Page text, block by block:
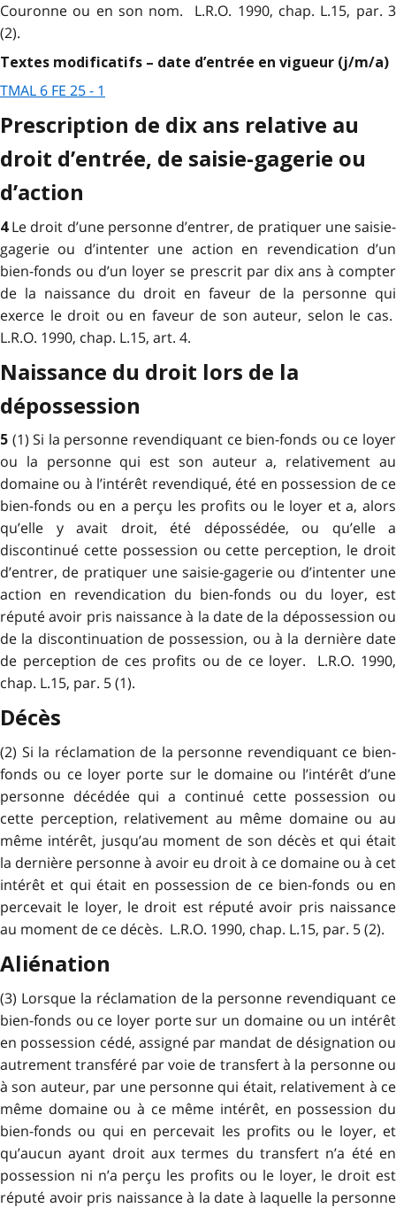
Couronne ou en son nom. L.R.O. 1990, chap. L.15, par. 3
(2).
Textes modificatifs – date d’entrée en vigueur (j/m/a)
TMAL 6 FE 25 - 1
Prescription de dix ans relative au
droit d’entrée, de saisie-gagerie ou
d’action
4 Le droit d’une personne d’entrer, de pratiquer une saisie-
gagerie ou d’intenter une action en revendication d’un
bien-fonds ou d’un loyer se prescrit par dix ans à compter
de la naissance du droit en faveur de la personne qui
exerce le droit ou en faveur de son auteur, selon le cas.
L.R.O. 1990, chap. L.15, art. 4.
Naissance du droit lors de la
dépossession
5 (1) Si la personne revendiquant ce bien-fonds ou ce loyer
ou la personne qui est son auteur a, relativement au
domaine ou à l’intérêt revendiqué, été en possession de ce
bien-fonds ou en a perçu les profits ou le loyer et a, alors
qu’elle y avait droit, été dépossédée, ou qu’elle a
discontinué cette possession ou cette perception, le droit
d’entrer, de pratiquer une saisie-gagerie ou d’intenter une
action en revendication du bien-fonds ou du loyer, est
réputé avoir pris naissance à la date de la dépossession ou
de la discontinuation de possession, ou à la dernière date
de perception de ces profits ou de ce loyer. L.R.O. 1990,
chap. L.15, par. 5 (1).
Décès
(2) Si la réclamation de la personne revendiquant ce bien-
fonds ou ce loyer porte sur le domaine ou l’intérêt d’une
personne décédée qui a continué cette possession ou
cette perception, relativement au même domaine ou au
même intérêt, jusqu’au moment de son décès et qui était
la dernière personne à avoir eu droit à ce domaine ou à cet
intérêt et qui était en possession de ce bien-fonds ou en
percevait le loyer, le droit est réputé avoir pris naissance
au moment de ce décès. L.R.O. 1990, chap. L.15, par. 5 (2).
Aliénation
(3) Lorsque la réclamation de la personne revendiquant ce
bien-fonds ou ce loyer porte sur un domaine ou un intérêt
en possession cédé, assigné par mandat de désignation ou
autrement transféré par voie de transfert à la personne ou
à son auteur, par une personne qui était, relativement à ce
même domaine ou à ce même intérêt, en possession du
bien-fonds ou qui en percevait les profits ou le loyer, et
qu’aucun ayant droit aux termes du transfert n’a été en
possession ni n’a perçu les profits ou le loyer, le droit est
réputé avoir pris naissance à la date à laquelle la personne